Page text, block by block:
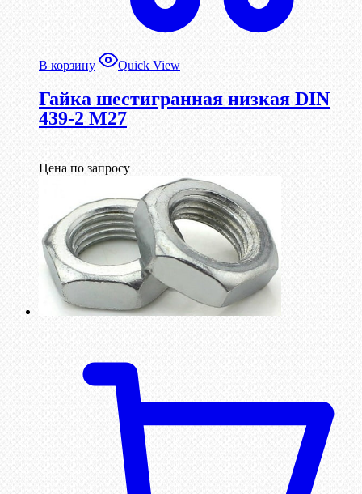
В корзину Quick View
Гайка шестигранная низкая DIN
439-2 М27
Цена по запросу